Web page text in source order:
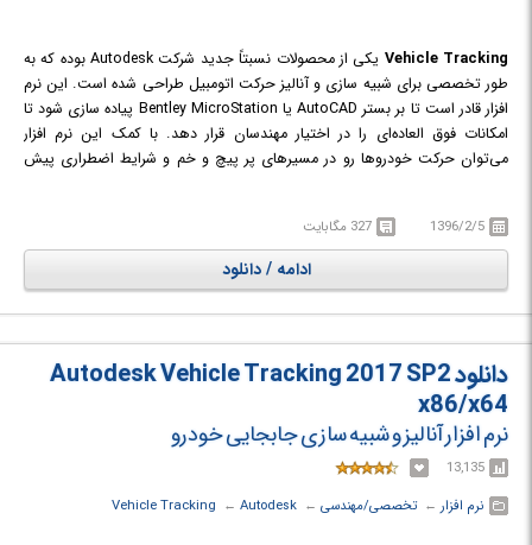
Vehicle Tracking
یکی از محصولات نسبتاً جدید شرکت Autodesk بوده که به
طور تخصصی برای شبیه سازی و آنالیز حرکت اتومبیل طراحی شده است. این نرم
افزار قادر است تا بر بستر AutoCAD یا Bentley MicroStation پیاده سازی شود تا
امکانات فوق العاده‌ای را در اختیار مهندسان قرار دهد. با کمک این نرم افزار
می‌توان حرکت خودروها رو در مسیرهای پر پیچ و خم و شرایط اضطراری پیش
تجاری بزرگ کند؛ همچنین می‌توان شرایط بحرانی را تحلیل نمود و اقدامات
خاصی را برای لحظه‌های خاص برنامه ریزی کرد.
1396/2/5 327 مگابایت
ادامه / دانلود
دانلود Autodesk Vehicle Tracking 2017 SP2
x86/x64
نرم افزار آنالیز و شبیه سازی جابجایی خودرو
13,135
نرم افزار ← ‏تخصصی/مهندسی ← ‏
Autodesk
← ‏
Vehicle Tracking